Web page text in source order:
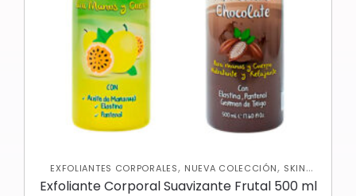
EXFOLIANTES CORPORALES, NUEVA COLECCIÓN, SKIN
CARE CORPORAL
Exfoliante Corporal Suavizante Frutal 500 ml